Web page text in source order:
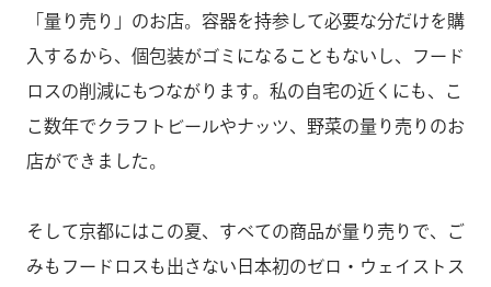
「量り売り」のお店。容器を持参して必要な分だけを購
入するから、個包装がゴミになることもないし、フード
ロスの削減にもつながります。私の自宅の近くにも、こ
こ数年でクラフトビールやナッツ、野菜の量り売りのお
店ができました。
そして京都にはこの夏、すべての商品が量り売りで、ご
みもフードロスも出さない日本初のゼロ・ウェイストス